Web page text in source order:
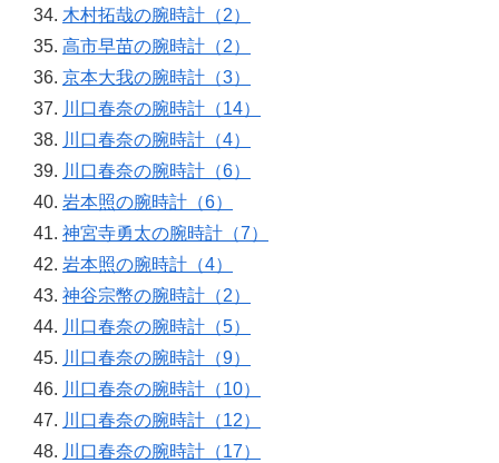
木村拓哉の腕時計（2）
高市早苗の腕時計（2）
京本大我の腕時計（3）
川口春奈の腕時計（14）
川口春奈の腕時計（4）
川口春奈の腕時計（6）
岩本照の腕時計（6）
神宮寺勇太の腕時計（7）
岩本照の腕時計（4）
神谷宗幣の腕時計（2）
川口春奈の腕時計（5）
川口春奈の腕時計（9）
川口春奈の腕時計（10）
川口春奈の腕時計（12）
川口春奈の腕時計（17）